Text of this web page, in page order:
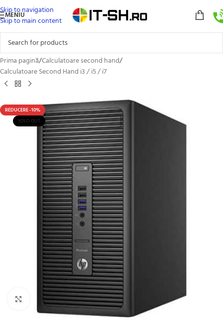
Skip to navigation
Skip to main content
MENIU
Prima pagină/Calculatoare second hand/
Calculatoare Second Hand i3 / i5 / i7
REDUCERE -10%
SOLD OUT
Click to enlarge